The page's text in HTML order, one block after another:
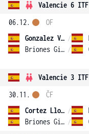
Valencie 6 ITF
06.12.
Gonzalez Vilar /
Briones Ginesta /
OF
Valencie 3 ITF
30.11.
Cortez Llorca /
Briones Ginesta /
ČF